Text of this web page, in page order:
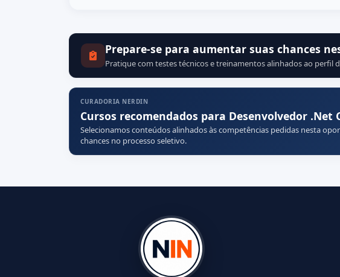
Prepare-se para aumentar suas chances
Pratique com testes técnicos e treinamentos alinhados ao perfil
CURADORIA NERDIN
Cursos recomendados para Desenvolvedor .Net
Selecionamos conteúdos alinhados às competências pedidas nesta
chances no processo seletivo.